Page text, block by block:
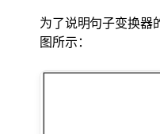
为了说明句子变换器
图所示：